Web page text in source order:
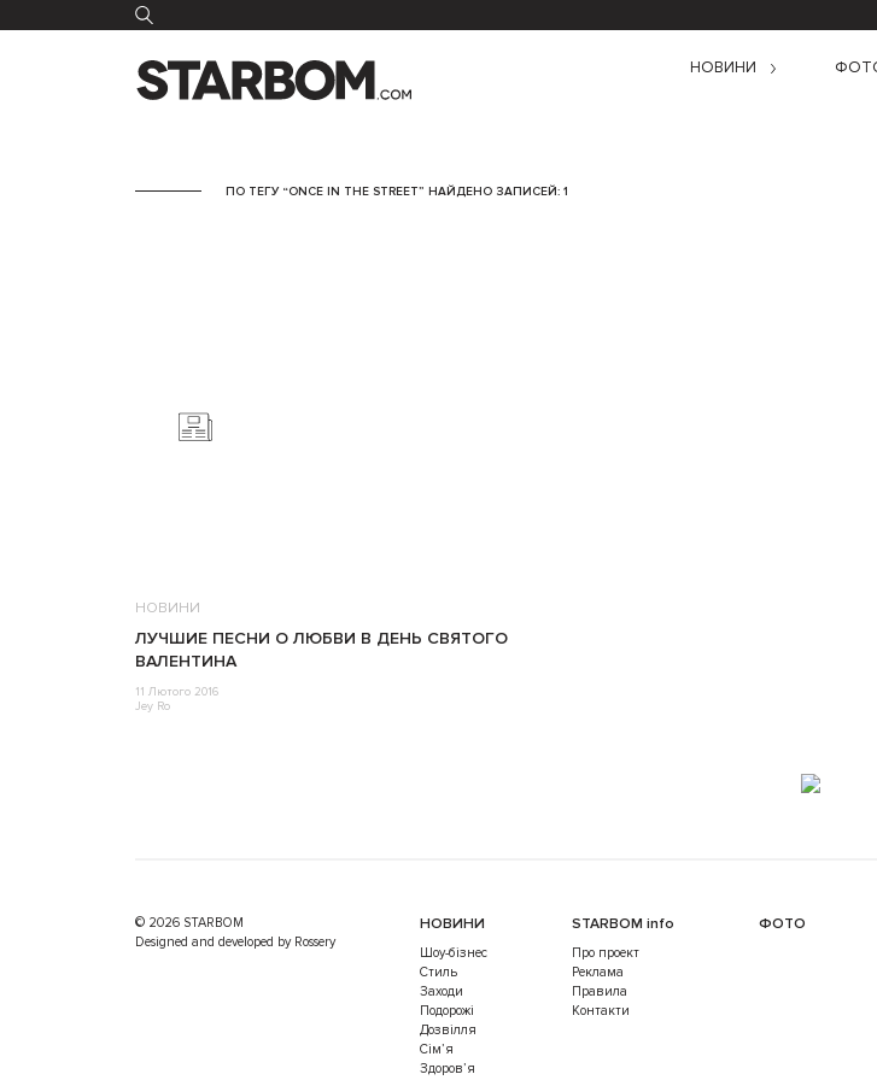
НОВИНИ
ПО ТЕГУ “ONCE IN THE STREET” НАЙДЕНО ЗАПИСЕЙ: 1
НОВИНИ
ЛУЧШИЕ ПЕСНИ О ЛЮБВИ В ДЕНЬ СВЯТОГО
ВАЛЕНТИНА
11 Лютого 2016
Jey Ro
© 2026 STARBOM
Designed and developed by Rossery
НОВИНИ
Шоу-бізнес
Стиль
Заходи
Подорожі
Дозвілля
Cім’я
Здоров’я
STARBOM info
Про проект
Реклама
Правила
Контакти
ФОТО